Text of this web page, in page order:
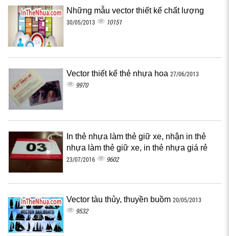
Những mẫu vector thiết kế chất lượng
30/05/2013 10151
Vector thiết kế thẻ nhựa hoa 27/06/2013
9970
In thẻ nhựa làm thẻ giữ xe, nhận in thẻ
nhựa làm thẻ giữ xe, in thẻ nhựa giá rẻ
23/07/2016 9602
Vector tàu thủy, thuyền buồm 20/05/2013
9532